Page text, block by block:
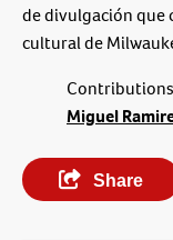
de divulgación que
cultural de
Miguel
Share